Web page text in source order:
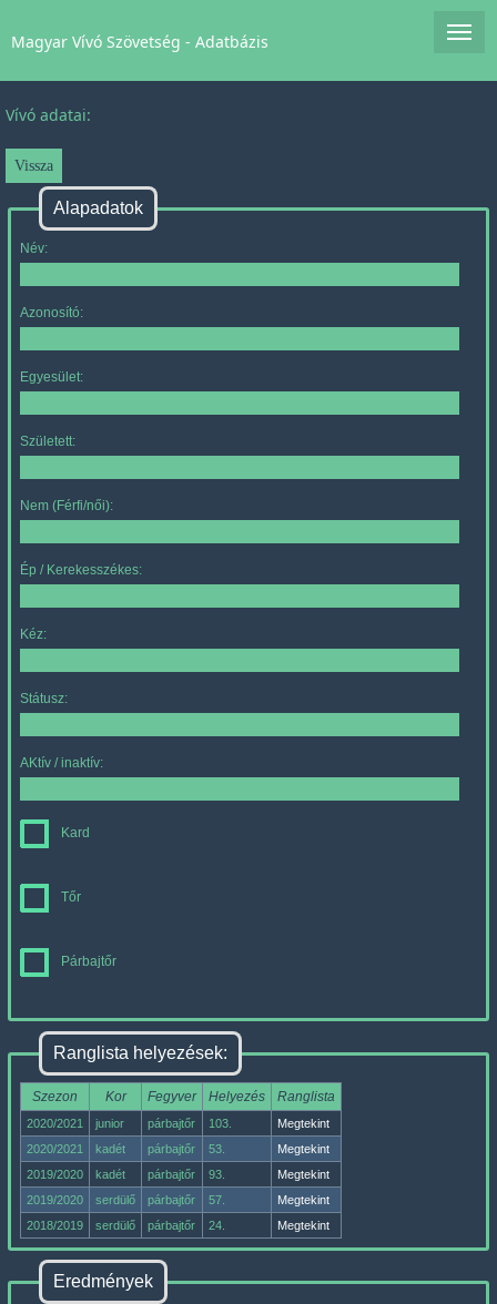
Magyar Vívó Szövetség - Adatbázis
Vívó adatai:
Alapadatok
Név:
Azonosító:
Egyesület:
Született:
Nem (Férfi/női):
Ép / Kerekesszékes:
Kéz:
Státusz:
AKtív / inaktív:
Kard
Tőr
Párbajtőr
Ranglista helyezések:
Szezon Kor Fegyver Helyezés Ranglista
2020/2021 junior párbajtőr 103.
Megtekint
2020/2021
kadét párbajtőr 53.
Megtekint
2019/2020
kadét párbajtőr 93.
Megtekint
2019/2020
serdülő párbajtőr 57.
Megtekint
2018/2019
serdülő párbajtőr 24. Megtekint
Eredmények